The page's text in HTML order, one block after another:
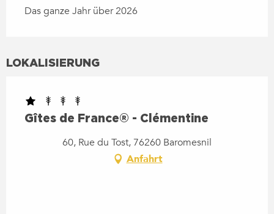
Das ganze Jahr über 2026
LOKALISIERUNG
Gîtes de France® - Clémentine
60, Rue du Tost, 76260 Baromesnil
Anfahrt